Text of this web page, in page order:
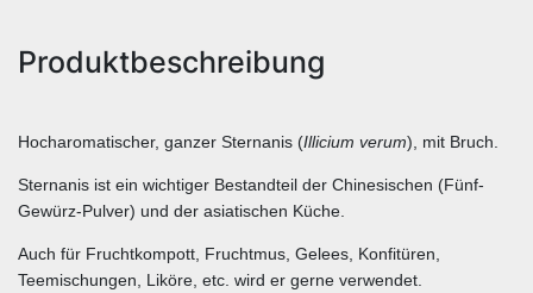
Produktbeschreibung
Hocharomatischer, ganzer Sternanis (Illicium verum), mit Bruch.
Sternanis ist ein wichtiger Bestandteil der Chinesischen (Fünf-
Gewürz-Pulver) und der asiatischen Küche.
Auch für Fruchtkompott, Fruchtmus, Gelees, Konfitüren,
Teemischungen, Liköre, etc. wird er gerne verwendet.